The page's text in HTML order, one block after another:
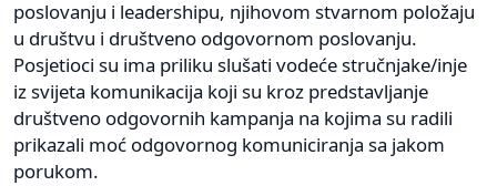
poslovanju i leadershipu, njihovom stvarnom položaju
u društvu i društveno odgovornom poslovanju.
Posjetioci su ima priliku slušati vodeće stručnjake/inje
iz svijeta komunikacija koji su kroz predstavljanje
društveno odgovornih kampanja na kojima su radili
prikazali moć odgovornog komuniciranja sa jakom
porukom.